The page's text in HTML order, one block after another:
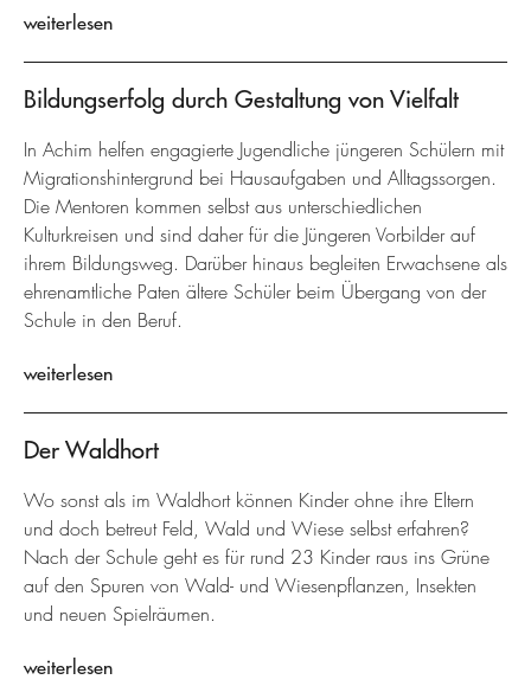
weiterlesen
Bildungserfolg durch Gestaltung von Vielfalt
In Achim helfen engagierte Jugendliche jüngeren Schülern mit
Migrationshintergrund bei Hausaufgaben und Alltagssorgen.
Die Mentoren kommen selbst aus unterschiedlichen
Kulturkreisen und sind daher für die Jüngeren Vorbilder auf
ihrem Bildungsweg. Darüber hinaus begleiten Erwachsene als
ehrenamtliche Paten ältere Schüler beim Übergang von der
Schule in den Beruf.
weiterlesen
Der Waldhort
Wo sonst als im Waldhort können Kinder ohne ihre Eltern
und doch betreut Feld, Wald und Wiese selbst erfahren?
Nach der Schule geht es für rund 23 Kinder raus ins Grüne
auf den Spuren von Wald- und Wiesenpflanzen, Insekten
und neuen Spielräumen.
weiterlesen